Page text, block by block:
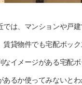
では、マンションや戸
賃貸物件でも宅配ボッ
なイメージがある宅配
あるか使ってみないとわ